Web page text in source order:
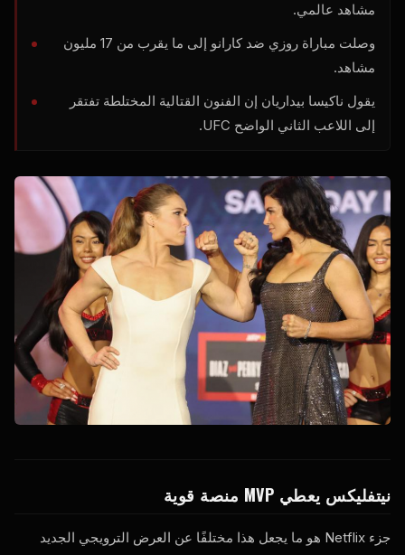
مشاهد عالمي.
وصلت مباراة روزي ضد كارانو إلى ما يقرب من 17 مليون
مشاهد.
يقول ناكيسا بيداريان إن الفنون القتالية المختلطة تفتقر
إلى اللاعب الثاني الواضح UFC
.
نيتفليكس يعطي MVP منصة قوية
جزء Netflix هو ما يجعل هذا مختلفًا عن العرض الترويجي الجديد